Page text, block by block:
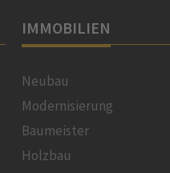
IMMOBILIEN
Neubau
Modernisierung
Baumeister
Holzbau